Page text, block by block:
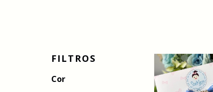
FILTROS
Cor